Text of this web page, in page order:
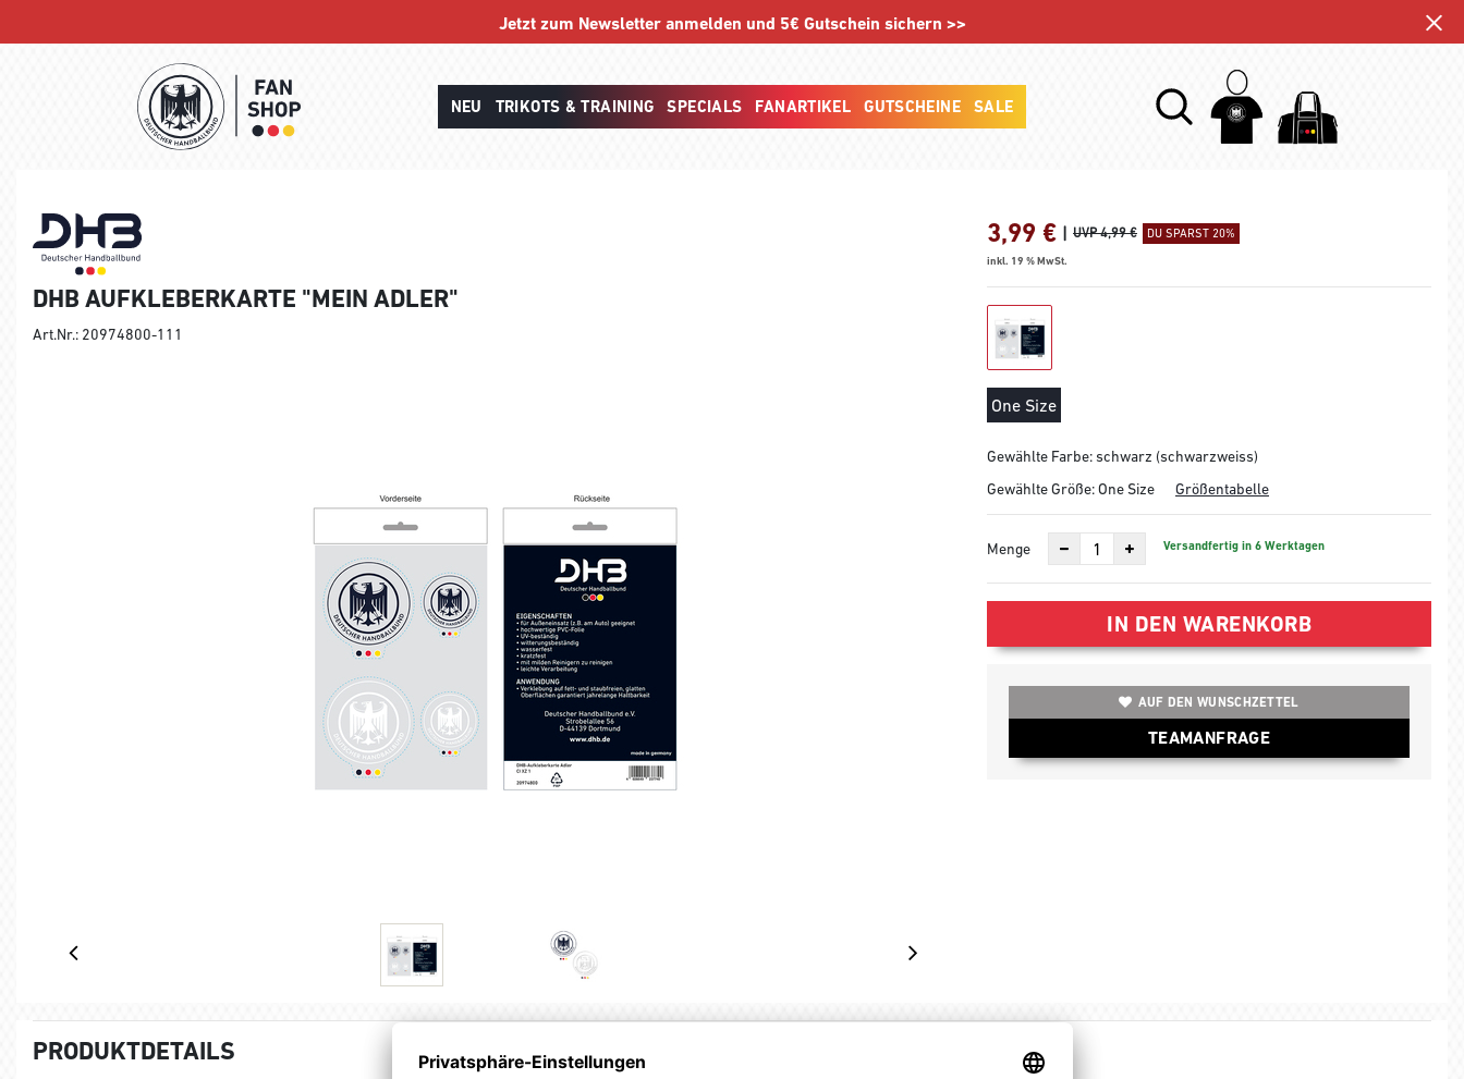
Jetzt zum Newsletter anmelden und 5€ Gutschein sichern >>
NEU TRIKOTS & TRAINING SPECIALS FANARTIKEL GUTSCHEINE SALE
DHB AUFKLEBERKARTE "MEIN ADLER"
Art.Nr.: 20974800-111
3,99 € | UVP 4,99 € DU SPARST 20%
inkl. 19 % MwSt.
One Size
Gewählte Farbe: schwarz (schwarzweiss)
Gewählte Größe:One Size Größentabelle
Menge Versandfertig in 6 Werktagen
IN DEN WARENKORB
AUF DEN WUNSCHZETTEL
TEAMANFRAGE
PRODUKTDETAILS